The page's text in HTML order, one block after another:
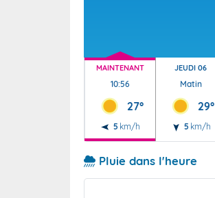
MAINTENANT
10:56
27°
5 km/h
JEUDI 06
Matin
29°
5 km/h
Pluie dans l'heure